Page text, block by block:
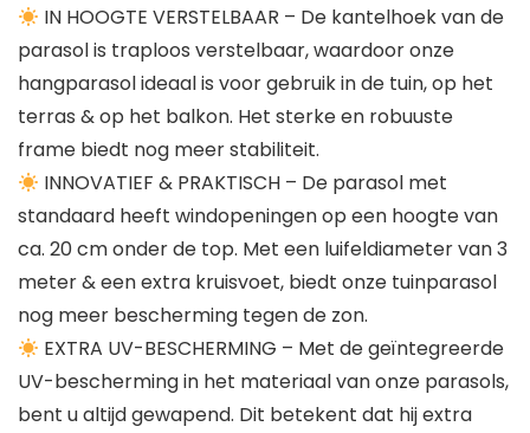
IN HOOGTE VERSTELBAAR – De kantelhoek van de
parasol is traploos verstelbaar, waardoor onze
hangparasol ideaal is voor gebruik in de tuin, op het
terras & op het balkon. Het sterke en robuuste
frame biedt nog meer stabiliteit.
INNOVATIEF & PRAKTISCH – De parasol met
standaard heeft windopeningen op een hoogte van
ca. 20 cm onder de top. Met een luifeldiameter van 3
meter & een extra kruisvoet, biedt onze tuinparasol
nog meer bescherming tegen de zon.
EXTRA UV-BESCHERMING – Met de geïntegreerde
UV-bescherming in het materiaal van onze parasols,
bent u altijd gewapend. Dit betekent dat hij extra